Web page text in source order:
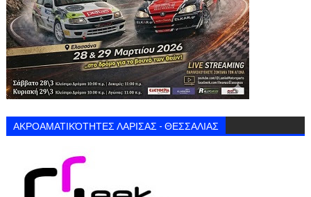
ΑΚΡΟΑΜΑΤΙΚΌΤΗΤΕΣ ΛΑΡΙΣΑΣ - ΘΕΣΣΑΛΙΑΣ